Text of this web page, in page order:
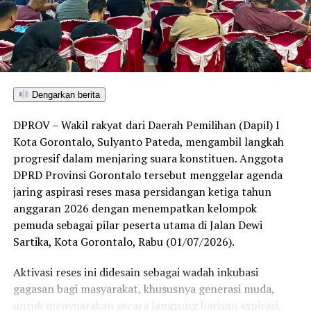
Dengarkan berita
DPROV – Wakil rakyat dari Daerah Pemilihan (Dapil) I
Kota Gorontalo, Sulyanto Pateda, mengambil langkah
progresif dalam menjaring suara konstituen. Anggota
DPRD Provinsi Gorontalo tersebut menggelar agenda
jaring aspirasi reses masa persidangan ketiga tahun
anggaran 2026 dengan menempatkan kelompok
pemuda sebagai pilar peserta utama di Jalan Dewi
Sartika, Kota Gorontalo, Rabu (01/07/2026).
Aktivasi reses ini didesain sebagai wadah inkubasi
gagasan bagi masyarakat, khususnya generasi muda,
untuk menyuarakan secara langsung barisan aspirasi,